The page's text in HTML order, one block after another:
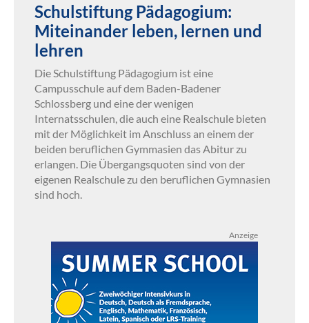
Schulstiftung Pädagogium:
Miteinander leben, lernen und
lehren
Die Schulstiftung Pädagogium ist eine
Campusschule auf dem Baden-Badener
Schlossberg und eine der wenigen
Internatsschulen, die auch eine Realschule bieten
mit der Möglichkeit im Anschluss an einem der
beiden beruflichen Gymmasien das Abitur zu
erlangen. Die Übergangsquoten sind von der
eigenen Realschule zu den beruflichen Gymnasien
sind hoch.
Anzeige